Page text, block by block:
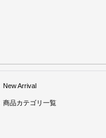
New Arrival
商品カテゴリ一覧